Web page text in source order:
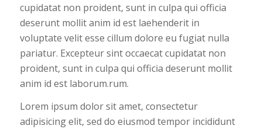
cupidatat non proident, sunt in culpa qui officia
deserunt mollit anim id est laehenderit in
voluptate velit esse cillum dolore eu fugiat nulla
pariatur. Excepteur sint occaecat cupidatat non
proident, sunt in culpa qui officia deserunt mollit
anim id est laborum.rum.
Lorem ipsum dolor sit amet, consectetur
adipisicing elit, sed do eiusmod tempor incididunt